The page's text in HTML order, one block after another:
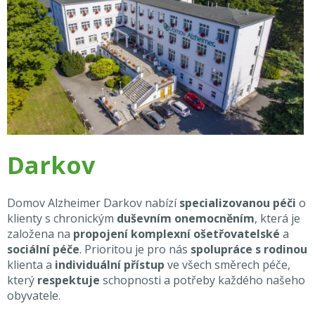
Darkov
Domov Alzheimer Darkov nabízíspecializovanou péči o
klienty s chronickým duševním onemocněním, která je
založena na propojení komplexní ošetřovatelské a
sociální péče. Prioritou je pro nás spolupráce s rodinou
klienta a individuální přístup ve všech směrech péče,
který respektuje schopnosti a potřeby každého našeho
obyvatele.